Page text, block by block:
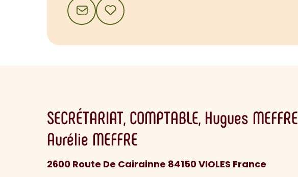
CONTACTAJOUTER AUX FAVORIS
SECRÉTARIAT COMPTABLE Hugues MEFFRE
Aurélie MEFFRE
2600 Route De Cairainne 84150 VIOLES France